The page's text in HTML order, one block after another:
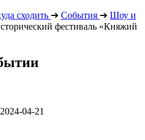
сходить ➔ События ➔ Шоу и
фестиваль «Княжий
2024-04-21